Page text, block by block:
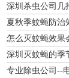
深圳杀虫公司几
夏秋季蚊蝇防治
怎么灭蚊蝇效果
深圳灭蚊蝇的季
专业除虫公司--